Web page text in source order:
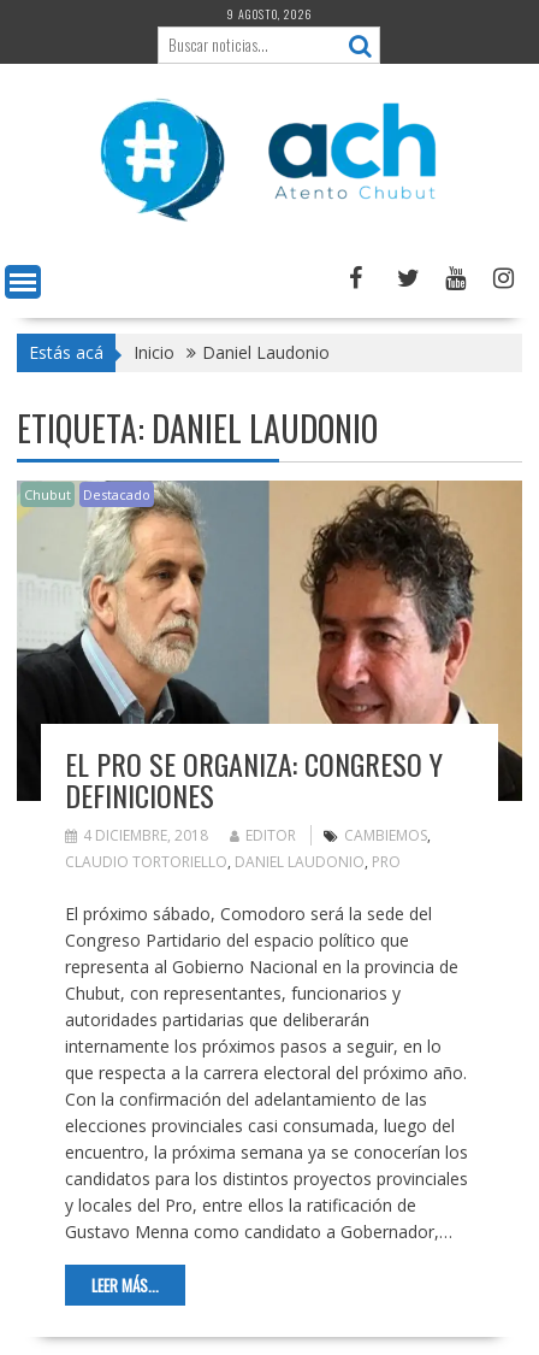
contenido
9 AGOSTO, 2026
Estás acá Inicio Daniel Laudonio
ETIQUETA: DANIEL LAUDONIO
Chubut Destacado
EL PRO SE ORGANIZA: CONGRESO Y
DEFINICIONES
4 DICIEMBRE, 2018 EDITOR CAMBIEMOS,
CLAUDIO TORTORIELLO, DANIEL LAUDONIO, PRO
El próximo sábado, Comodoro será la sede del
Congreso Partidario del espacio político que
representa al Gobierno Nacional en la provincia de
Chubut, con representantes, funcionarios y
autoridades partidarias que deliberarán
internamente los próximos pasos a seguir, en lo
que respecta a la carrera electoral del próximo año.
Con la confirmación del adelantamiento de las
elecciones provinciales casi consumada, luego del
encuentro, la próxima semana ya se conocerían los
candidatos para los distintos proyectos provinciales
y locales del Pro, entre ellos la ratificación de
Gustavo Menna como candidato a Gobernador,…
LEER MÁS...